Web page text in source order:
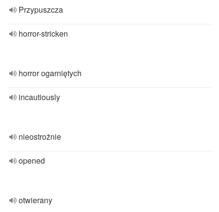
Przypuszcza
horror-stricken
horror ogarniętych
incautiously
nieostrożnie
opened
otwierany